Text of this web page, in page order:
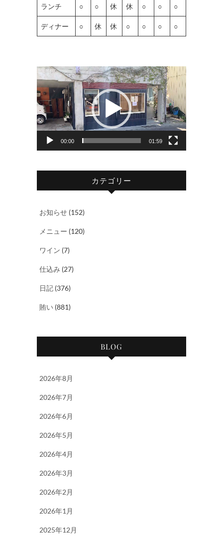
ランチ ○ ○ 休 休 ○ ○ ○
ディナー ○ 休 休 ○ ○ ○ ○
動
画
プ
レ
ー
00:00 01:59
カテゴリー
お知らせ (152)
メニュー (120)
ワイン (7)
仕込み (27)
日記 (376)
賄い (881)
BLOG
2026年8月
2026年7月
2026年6月
2026年5月
2026年4月
2026年3月
2026年2月
2026年1月
2025年12月